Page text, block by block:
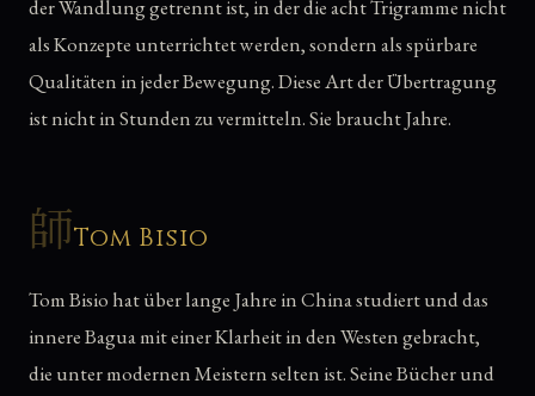
der Wandlung getrennt ist, in der die acht Trigramme nicht
als Konzepte unterrichtet werden, sondern als spürbare
Qualitäten in jeder Bewegung. Diese Art der Übertragung
ist nicht in Stunden zu vermitteln. Sie braucht Jahre.
師Tom Bisio
Tom Bisio hat über lange Jahre in China studiert und das
innere Bagua mit einer Klarheit in den Westen gebracht,
die unter modernen Meistern selten ist. Seine Bücher und